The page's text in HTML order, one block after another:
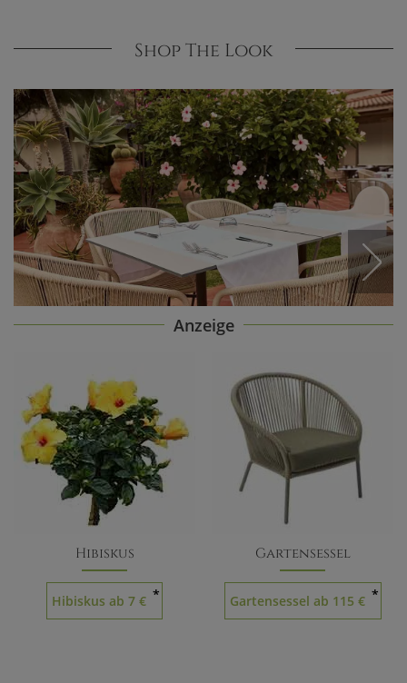
Shop The Look
Anzeige
Hibiskus
Hibiskus ab 7 € *
Gartensessel
Gartensessel ab 115 € *